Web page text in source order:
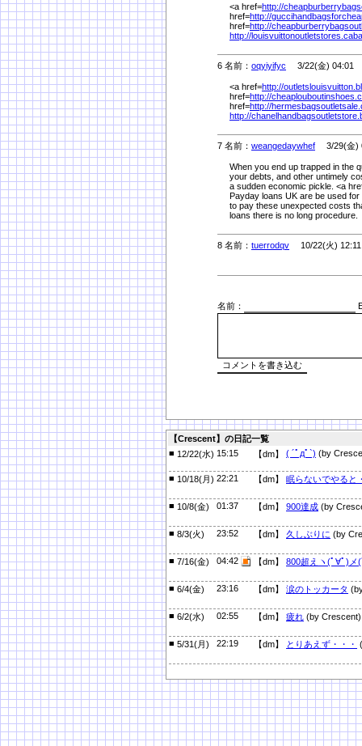
<a href=http://
href=http://
href=http://
http://
6 名前： oqyiyifyc 3/22(金) 04:01
<a href=http://
href=http://
href=http://
http://
7 名前： weangedaywhef 3/29(金)
When you end up trapped in the
your debts, and other untimely
a sudden economic pickle. <a
Payday loans UK are be used
to pay these unexpected costs
loans there is no long procedure.
8 名前： tuerrodqv 10/22(火) 12:11
名前：
【Crescent】の日記一覧
■ 12/22(水) 15:15 【dm】 ( ´ﾟдﾟ`) (by
■ 10/18(月) 22:21 【dm】 眠らないでやると
■ 10/8(金) 01:37 【dm】 900達成 (by
■ 8/3(火) 23:52 【dm】 久しぶりに (by
■ 7/16(金) 04:42 【dm】 800超えヽ(ﾟ∀ﾟ)メ
■ 6/4(金) 23:16 【dm】 涙のトッカータ
■ 6/2(水) 02:55 【dm】 疲れ (by Crescent)
■ 5/31(月) 22:19 【dm】 とりあえず・・・